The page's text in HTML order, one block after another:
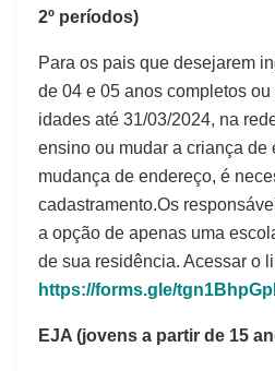
2º períodos)
Para os pais que desejarem
de 04 e 05 anos completos
idades até 31/03/2024, na
ensino ou mudar a criança de
mudança de endereço, é
cadastramento.Os
a opção de apenas uma
de sua residência. Acessar o
https://forms.gle/
EJA (jovens a partir de 15